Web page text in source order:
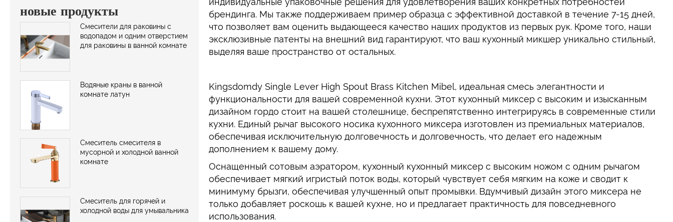
новые продукты
Смесители для раковины с
водопадом и одним отверстием
для раковины в ванной комнате
Водяные краны в ванной
комнате латун
Смеситель смесителя в
мусорной и холодной ванной
комнате
Смеситель для горячей и
холодной воды для умывальника
брендинга. Мы также поддерживаем пример образца с эффективной доставкой в ​​течение 7-15 дней,
что позволяет вам оценить выдающееся качество наших продуктов из первых рук. Кроме того, наши
эксклюзивные патенты на внешний вид гарантируют, что ваш кухонный микшер уникально стильный,
выделяя ваше пространство от остальных.
Kingsdomdy Single Lever High Spout Brass Kitchen Mibel, идеальная смесь элегантности и
функциональности для вашей современной кухни. Этот кухонный миксер с высоким и изысканным
дизайном гордо стоит на вашей столешнице, беспрепятственно интегрируясь в современные стили
кухни. Единый рычаг высокого носика кухонного миксера изготовлен из премиальных материалов,
обеспечивая исключительную долговечность и долговечность, что делает его надежным
дополнением к вашему дому.
Оснащенный сотовым аэратором, кухонный кухонный миксер с высоким ножом с одним рычагом
обеспечивает мягкий игристый поток воды, который чувствует себя мягким на коже и сводит к
минимуму брызги, обеспечивая улучшенный опыт промывки. Вдумчивый дизайн этого миксера не
только добавляет роскошь к вашей кухне, но и предлагает практичность для повседневного
использования.